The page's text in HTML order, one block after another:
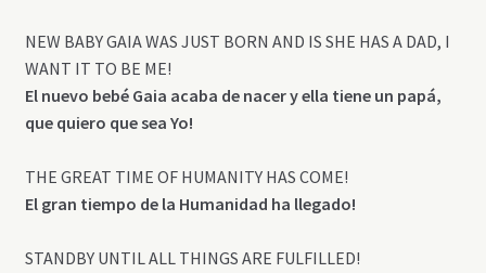
NEW BABY GAIA WAS JUST BORN AND IS SHE HAS A DAD, I
WANT IT TO BE ME!
El nuevo bebé Gaia acaba de nacer y ella tiene un papá,
que quiero que sea Yo!
THE GREAT TIME OF HUMANITY HAS COME!
El gran tiempo de la Humanidad ha llegado!
STANDBY UNTIL ALL THINGS ARE FULFILLED!